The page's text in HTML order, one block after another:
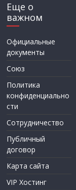
Еще о
важном
Официальные
документы
Союз
Политика
конфиденциально
сти
Сотрудничество
Публичный
договор
Карта сайта
VIP Хостинг